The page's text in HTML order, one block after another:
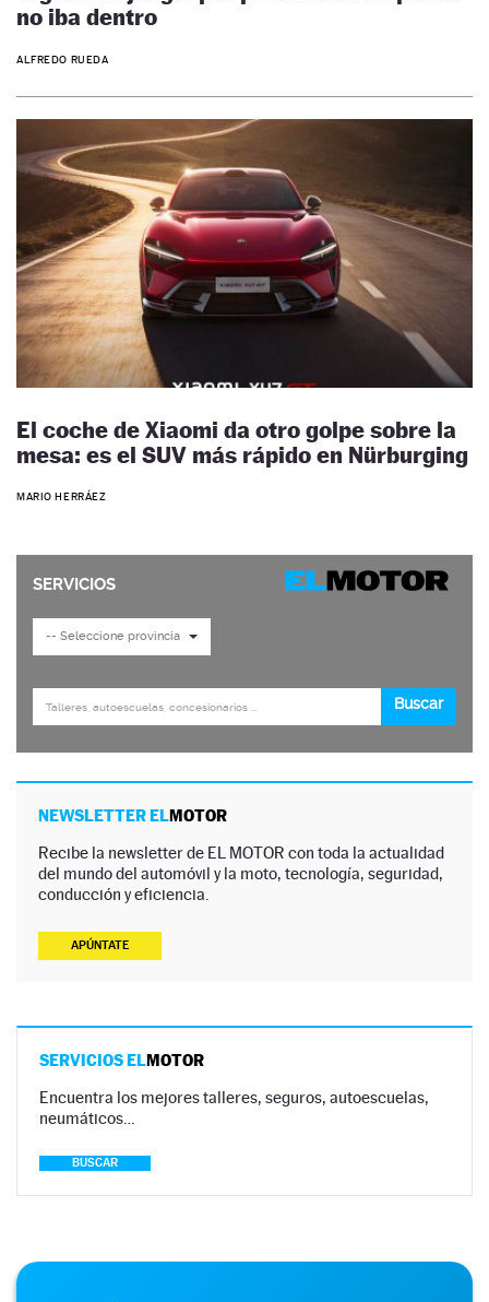
no iba dentro
ALFREDO RUEDA
El coche de Xiaomi da otro golpe sobre la
mesa: es el SUV más rápido en Nürburging
MARIO HERRÁEZ
NEWSLETTER ELMOTOR
Recibe la newsletter de EL MOTOR con toda la actualidad
del mundo del automóvil y la moto, tecnología, seguridad,
conducción y eficiencia.
APÚNTATE
SERVICIOS ELMOTOR
Encuentra los mejores talleres, seguros, autoescuelas,
neumáticos…
BUSCAR